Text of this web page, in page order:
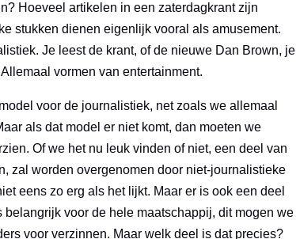
Hoeveel artikelen in een zaterdagkrant zijn
stukken dienen eigenlijk vooral als amusement.
Je leest de krant, of de nieuwe Dan Brown, je
vormen van entertainment.
voor de journalistiek, net zoals we allemaal
als dat model er niet komt, dan moeten we
Of we het nu leuk vinden of niet, een deel van
zal worden overgenomen door niet-journalistieke
eens zo erg als het lijkt. Maar er is ook een deel
voor de hele maatschappij, dit mogen we
voor verzinnen. Maar welk deel is dat precies?